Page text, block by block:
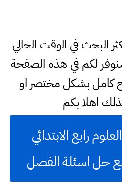
البحث في الوقت الحالي
لكم في هذه الصفحة
كامل بشكل مختصر او
اهلا بكم
رابع الابتدائي
مع حل اسئلة الفصل